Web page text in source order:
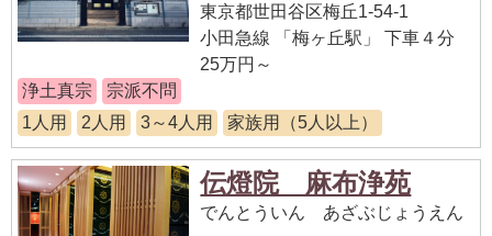
東京都世田谷区梅丘1-54-1
小田急線 「梅ヶ丘駅」 下車４分
25万円～
浄土真宗
宗派不問
1人用
2人用 3～4人用 家族用（5人以上）
伝燈院 麻布浄苑
でんとういん あざぶじょうえん